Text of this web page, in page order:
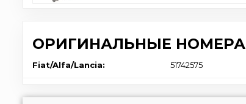
ОРИГИНАЛЬНЫЕ НОМЕРА
Fiat/Alfa/Lancia: 51742575